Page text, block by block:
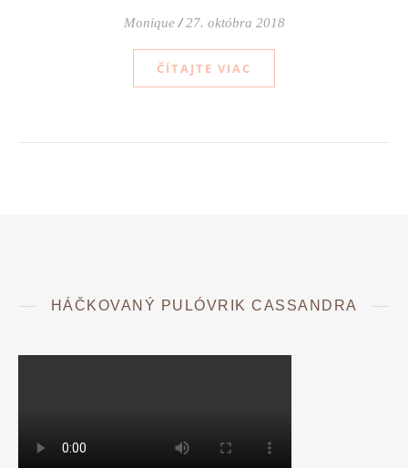
Monique / 27. októbra 2018
ČÍTAJTE VIAC
HÁČKOVANÝ PULÓVRIK CASSANDRA